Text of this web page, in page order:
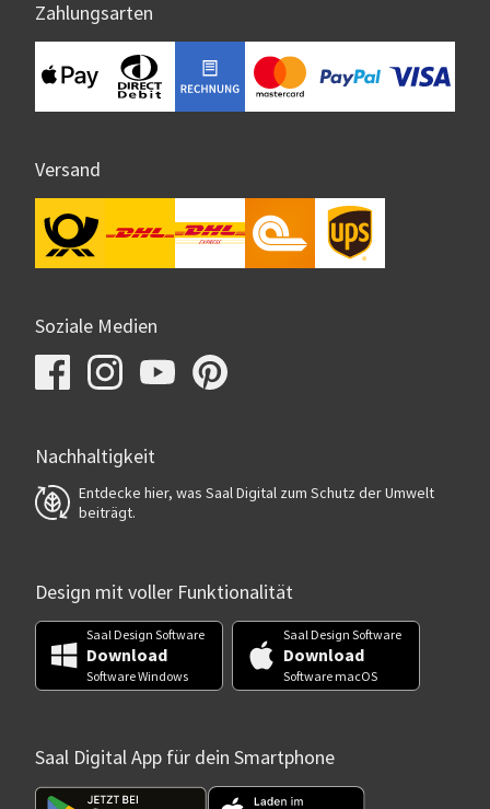
Zahlungsarten
Versand
Soziale Medien
Nachhaltigkeit
Entdecke hier, was Saal Digital zum Schutz der Umwelt
beiträgt.
Design mit voller Funktionalität
Saal Design Software
Download
Software Windows
Saal Design Software
Download
Software macOS
Saal Digital App für dein Smartphone